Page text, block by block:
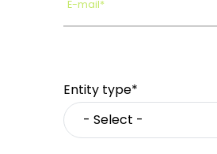
E-mail*
Entity type*